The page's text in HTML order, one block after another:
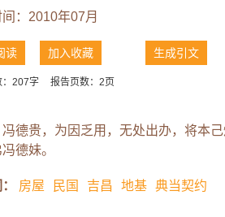
：2010年07月
读 加入收藏 生成引文
：207字 报告页数：2页
冯德贵，为因乏用，无处出办，将本
德妹。
房屋 民国 吉昌 地基 典当契约